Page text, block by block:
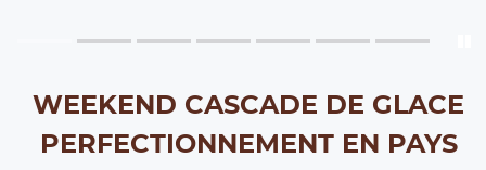
WEEKEND CASCADE DE GLACE
PERFECTIONNEMENT EN PAYS